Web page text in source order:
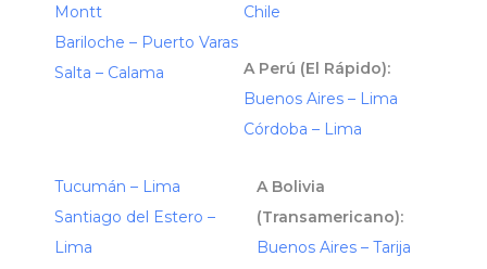
Montt
Bariloche – Puerto Varas
Salta – Calama
Chile
A Perú (El Rápido):
Buenos Aires – Lima
Córdoba – Lima
Tucumán – Lima
Santiago del Estero –
Lima
A Bolivia
(Transamericano):
Buenos Aires – Tarija